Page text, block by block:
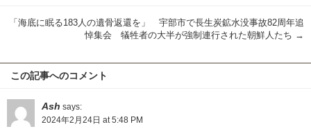
「海底に眠る183人の遺骨返還を」 宇部市で長生炭鉱水没事故82周年追
悼集会 犠牲者の大半が強制連行された朝鮮人たち →
この記事へのコメント
Ash says:
2024年2月24日 at 5:48 PM